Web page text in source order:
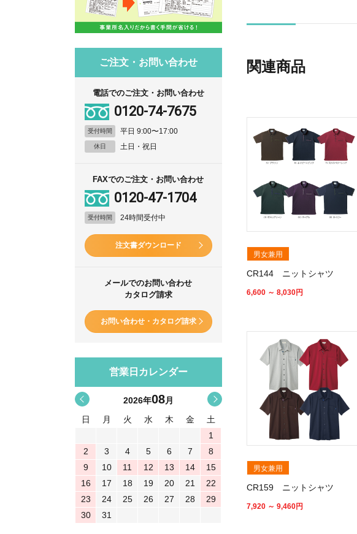
ご注文・お問い合わせ
電話でのご注文・お問い合わせ
0120-74-7675
受付時間 平日 9:00〜17:00
休日 土日・祝日
FAXでのご注文・お問い合わせ
0120-47-1704
受付時間 24時間受付中
注文書ダウンロード
メールでのお問い合わせ
カタログ請求
お問い合わせ・カタログ請求
営業日カレンダー
< >
2026年08月
日
月 火 水 木 金
土
1
2
3 4 5 6 7
8
9
10 11 12 13 14
15
16
17 18 19 20 21
22
23
24 25 26 27 28
29
30
31
関連商品
男女兼用
CR144 ニットシャツ
6,600 ～ 8,030円
男女兼用
CR159 ニットシャツ
7,920 ～ 9,460円